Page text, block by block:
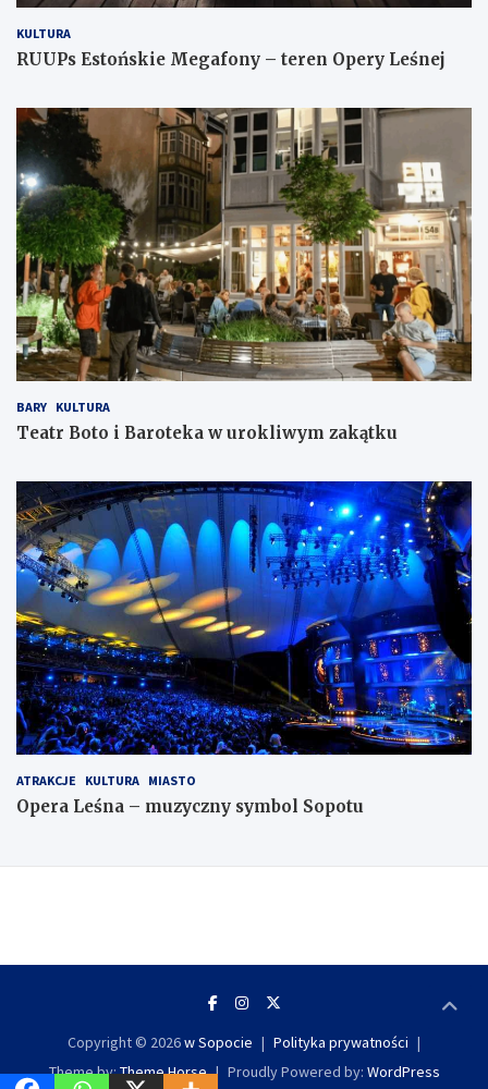
KULTURA
RUUPs Estońskie Megafony – teren Opery Leśnej
BARY KULTURA
Teatr Boto i Baroteka w urokliwym zakątku
ATRAKCJE KULTURA MIASTO
Opera Leśna – muzyczny symbol Sopotu
Copyright © 2026w Sopocie
Polityka prywatności
Theme by:Theme Horse Proudly Powered by: WordPress